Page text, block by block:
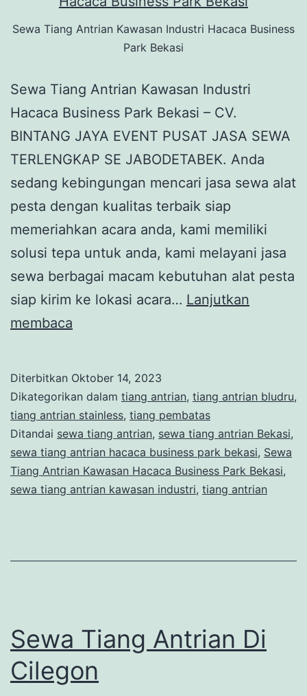
Sewa Tiang Antrian Kawasan Industri Hacaca Business
Park Bekasi
Sewa Tiang Antrian Kawasan Industri
Hacaca Business Park Bekasi – CV.
BINTANG JAYA EVENT PUSAT JASA SEWA
TERLENGKAP SE JABODETABEK. Anda
sedang kebingungan mencari jasa sewa alat
pesta dengan kualitas terbaik siap
memeriahkan acara anda, kami memiliki
solusi tepa untuk anda, kami melayani jasa
sewa berbagai macam kebutuhan alat pesta
siap kirim ke lokasi acara… Lanjutkan
membaca
Kawasan
Industri
Hacaca
Business
Park
Diterbitkan Oktober 14, 2023
Dikategorikan dalam tiang antrian, tiang antrian bludru,
tiang antrian stainless, tiang pembatas
Ditandai sewa tiang antrian, sewa tiang antrian Bekasi,
sewa tiang antrian hacaca business park bekasi, Sewa
Tiang Antrian Kawasan Hacaca Business Park Bekasi,
sewa tiang antrian kawasan industri, tiang antrian
Sewa Tiang Antrian Di
Cilegon